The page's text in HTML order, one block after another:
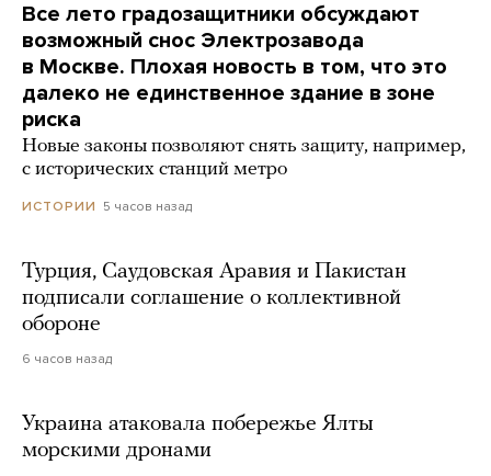
Все лето градозащитники обсуждают
возможный снос Электрозавода
в Москве. Плохая новость в том, что это
далеко не единственное здание в зоне
риска
Новые законы позволяют снять защиту, например,
с исторических станций метро
ИСТОРИИ 5 часов назад
Турция, Саудовская Аравия и Пакистан
подписали соглашение о коллективной
обороне
6 часов назад
Украина атаковала побережье Ялты
морскими дронами